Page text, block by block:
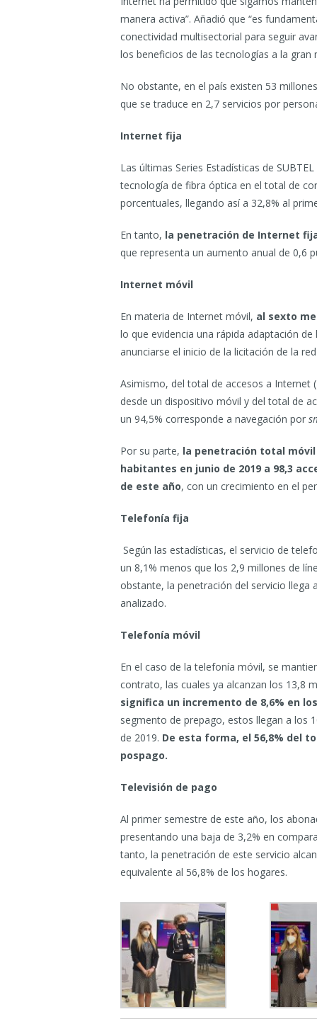
manera activa”. Añadió que “es
conectividad multisectorial para seguir
los beneficios de las tecnologías a la gran
No obstante, en el país existen 53
que se traduce en 2,7 servicios por
Internet fija
Las últimas Series Estadísticas de
tecnología de fibra óptica en el total de
porcentuales, llegando así a 32,8% al
En tanto, la penetración de Internet
que representa un aumento anual de 0,6
Internet móvil
En materia de Internet móvil, al sexto
lo que evidencia una rápida adaptación
anunciarse el inicio de la licitación de la
Asimismo, del total de accesos a Internet
desde un dispositivo móvil y del total de
un 94,5% corresponde a navegación por
Por su parte, la penetración total móvil
habitantes en junio de 2019 a 98,3
de este año, con un crecimiento en el
Telefonía fija
Según las estadísticas, el servicio de
un 8,1% menos que los 2,9 millones de
obstante, la penetración del servicio llega
analizado.
Telefonía móvil
En el caso de la telefonía móvil, se
contrato, las cuales ya alcanzan los 13,8
significa un incremento de 8,6% en
segmento de prepago, estos llegan a los
de 2019. De esta forma, el 56,8% del
pospago.
Televisión de pago
Al primer semestre de este año, los
presentando una baja de 3,2% en
tanto, la penetración de este servicio
equivalente al 56,8% de los hogares.